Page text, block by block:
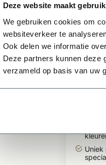
Deze website maakt
We gebruiken cookies om
websiteverkeer te
Ook delen we informatie
Deze partners kunnen deze
verzameld op basis van uw
Te